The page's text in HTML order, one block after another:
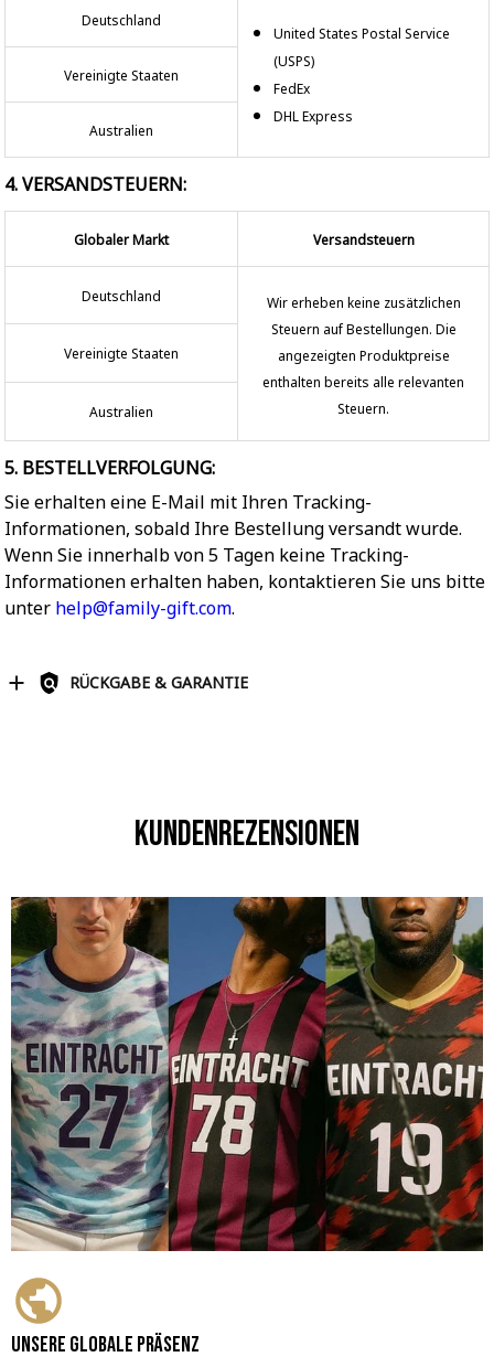
Deutschland
United States Postal Service
(USPS)
FedEx
DHL Express
Vereinigte Staaten
Australien
4. VERSANDSTEUERN:
Globaler Markt Versandsteuern
Deutschland
Wir erheben keine zusätzlichen
Steuern auf Bestellungen. Die
angezeigten Produktpreise
enthalten bereits alle relevanten
Steuern.
Vereinigte Staaten
Australien
5. BESTELLVERFOLGUNG:
Sie erhalten eine E-Mail mit Ihren Tracking-
Informationen, sobald Ihre Bestellung versandt wurde.
Wenn Sie innerhalb von 5 Tagen keine Tracking-
Informationen erhalten haben, kontaktieren Sie uns bitte
unter help@family-gift.com.
RÜCKGABE & GARANTIE
Kundenrezensionen
Unsere globale Präsenz